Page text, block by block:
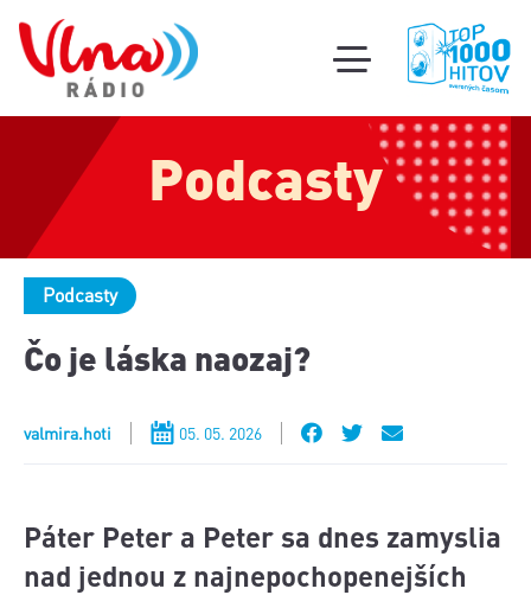
toggle
mobile
menu
Podcasty
Podcasty
Čo je láska naozaj?
valmira.hoti 05. 05. 2026
Páter Peter a Peter sa dnes zamyslia
nad jednou z najnepochopenejších